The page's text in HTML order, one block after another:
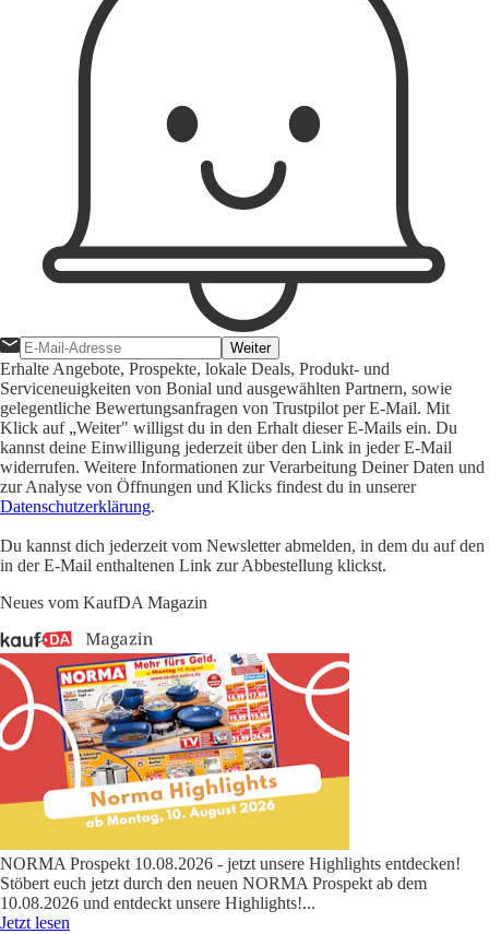
Weiter
Erhalte Angebote, Prospekte, lokale Deals, Produkt- und
Serviceneuigkeiten von Bonial und ausgewählten Partnern, sowie
gelegentliche Bewertungsanfragen von Trustpilot per E-Mail. Mit
Klick auf „Weiter" willigst du in den Erhalt dieser E-Mails ein. Du
kannst deine Einwilligung jederzeit über den Link in jeder E-Mail
widerrufen. Weitere Informationen zur Verarbeitung Deiner Daten und
zur Analyse von Öffnungen und Klicks findest du in unserer
Datenschutzerklärung.
Du kannst dich jederzeit vom Newsletter abmelden, in dem du auf den
in der E-Mail enthaltenen Link zur Abbestellung klickst.
Neues vom KaufDA Magazin
NORMA Prospekt 10.08.2026 - jetzt unsere Highlights entdecken!
Stöbert euch jetzt durch den neuen NORMA Prospekt ab dem
10.08.2026 und entdeckt unsere Highlights!...
Jetzt lesen